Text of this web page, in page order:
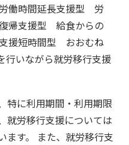
働時間延長支援型 労
帰支援型 給食からの
援短時間型 おおむね
行いながら就労移行支援
特に利用期間・利用期限
就労移行支援については
ます。 また、就労移行支